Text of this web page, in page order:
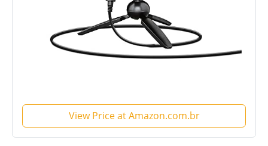
View Price at Amazon.com.br